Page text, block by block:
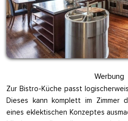
Werbung
Zur Bistro-Küche passt
Dieses kann komplett im Zimmer
eines eklektischen Konzeptes